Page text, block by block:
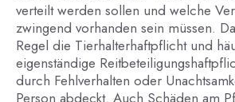
verteilt werden sollen und welche
zwingend vorhanden sein müssen.
Regel die Tierhalterhaftpflicht und
eigenständige
durch Fehlverhalten oder